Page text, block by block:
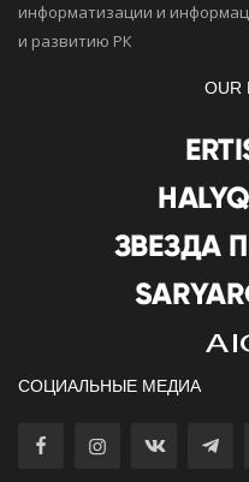
информатизации и
и развитию РК
OUR
СОЦИАЛЬНЫЕ МЕДИА